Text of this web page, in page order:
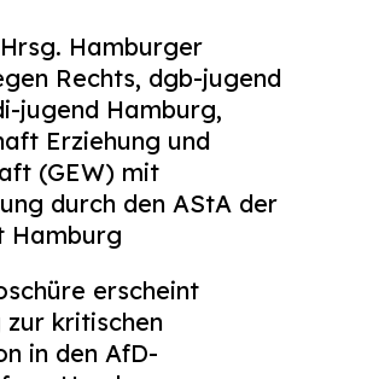
Hamburger
Rechts, dgb-jugend
jugend Hamburg,
Erziehung und
(GEW) mit
durch den AStA der
Hamburg
erscheint
kritischen
in den AfD-